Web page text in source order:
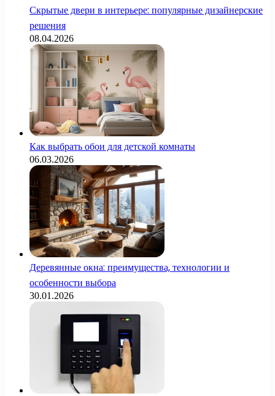
Скрытые двери в интерьере: популярные дизайнерские
решения
08.04.2026
Как выбрать обои для детской комнаты
06.03.2026
Деревянные окна: преимущества, технологии и
особенности выбора
30.01.2026